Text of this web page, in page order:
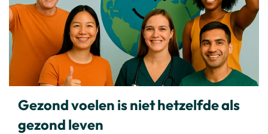
Gezond voelen is niet hetzelfde als
gezond leven